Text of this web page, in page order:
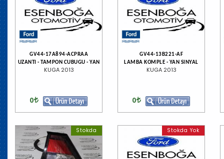
GV44-17A894-ACPRAA
UZANTI - TAMPON CUBUGU - YAN
KUGA 2013
0
GV44-13B221-AF
LAMBA KOMPLE - YAN SINYAL
KUGA 2013
0
Stokda Stokda Yok